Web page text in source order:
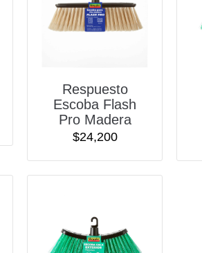
Respuesto
Escoba Flash
Pro Madera
$24,200